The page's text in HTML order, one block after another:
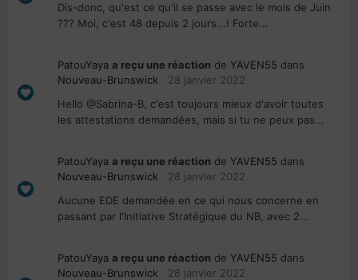
Dis-donc, qu'est ce qu'il se passe avec le mois de Juin
??? Moi, c'est 48 depuis 2 jours...! Forte...
PatouYaya a reçu une réaction de YAVEN55 dans
Nouveau-Brunswick
28 janvier 2022
Hello @Sabrina-B, c'est toujours mieux d'avoir toutes
les attestations demandées, mais si tu ne peux pas...
PatouYaya a reçu une réaction de YAVEN55 dans
Nouveau-Brunswick
28 janvier 2022
Aucune EDE demandée en ce qui nous concerne en
passant par l'Initiative Stratégique du NB, avec 2...
PatouYaya a reçu une réaction de YAVEN55 dans
Nouveau-Brunswick
28 janvier 2022